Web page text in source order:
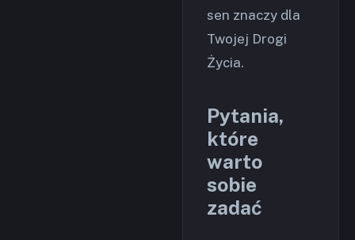
sen znaczy dla
Twojej Drogi
Życia.
Pytania,
które
warto
sobie
zadać